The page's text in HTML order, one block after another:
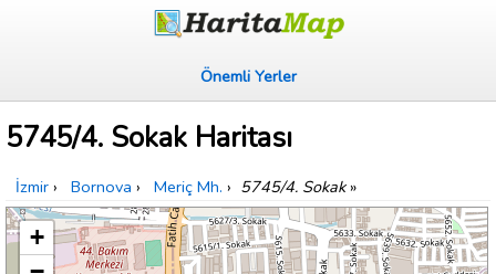
Önemli Yerler
5745/4. Sokak Haritası
İzmir › Bornova › Meriç Mh. › 5745/4. Sokak»
+